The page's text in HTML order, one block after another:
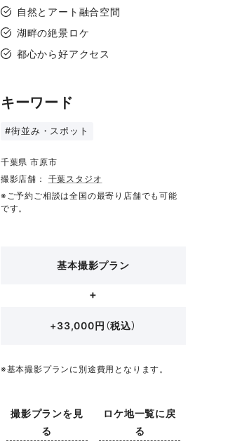
自然とアート融合空間
湖畔の絶景ロケ
都心から好アクセス
キーワード
#街並み・スポット
千葉県 市原市
撮影店舗： 千葉スタジオ
※ご予約ご相談は全国の最寄り店舗でも可能
です。
基本撮影プラン
+33,000円（税込）
※基本撮影プランに別途費用となります。
撮影プランを見
る
ロケ地一覧に戻
る